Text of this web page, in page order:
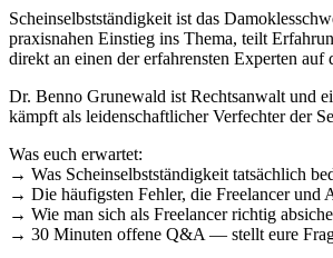
Scheinselbstständigkeit ist das
praxisnahen Einstieg ins Thema, teilt
direkt an einen der erfahrensten Experten auf
Dr. Benno Grunewald ist Rechtsanwalt und
kämpft als leidenschaftlicher Verfechter der
Was euch erwartet:
→ Was Scheinselbstständigkeit tatsächlich
→ Die häufigsten Fehler, die Freelancer und
→ Wie man sich als Freelancer richtig
→ 30 Minuten offene Q&A — stellt eure